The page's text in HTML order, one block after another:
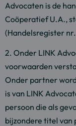
Advocaten is de
Coöperatief U.A.,
(Handelsregister
2. Onder LINK
voorwaarden
Onder partner
is van LINK
persoon die als
bijzondere titel